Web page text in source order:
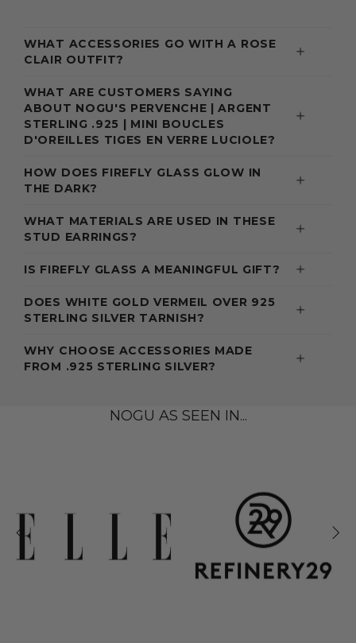
WHAT ACCESSORIES GO WITH A ROSE
CLAIR OUTFIT?
WHAT ARE CUSTOMERS SAYING
ABOUT NOGU'S PERVENCHE | ARGENT
STERLING .925 | MINI BOUCLES
D'OREILLES TIGES EN VERRE LUCIOLE?
HOW DOES FIREFLY GLASS GLOW IN
THE DARK?
WHAT MATERIALS ARE USED IN THESE
STUD EARRINGS?
IS FIREFLY GLASS A MEANINGFUL GIFT?
DOES WHITE GOLD VERMEIL OVER 925
STERLING SILVER TARNISH?
WHY CHOOSE ACCESSORIES MADE
FROM .925 STERLING SILVER?
NOGU AS SEEN IN...